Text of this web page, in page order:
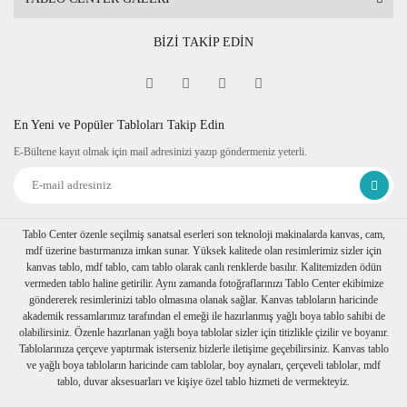
BİZİ TAKİP EDİN
En Yeni ve Popüler Tabloları Takip Edin
E-Bültene kayıt olmak için mail adresinizi yazıp göndermeniz yeterli.
Tablo Center özenle seçilmiş sanatsal eserleri son teknoloji makinalarda kanvas, cam,
mdf üzerine bastırmanıza imkan sunar. Yüksek kalitede olan resimlerimiz sizler için
kanvas tablo, mdf tablo, cam tablo olarak canlı renklerde basılır. Kalitemizden ödün
vermeden tablo haline getirilir. Aynı zamanda fotoğraflarınızı Tablo Center ekibimize
göndererek resimlerinizi tablo olmasına olanak sağlar. Kanvas tabloların haricinde
akademik ressamlarımız tarafından el emeği ile hazırlanmış yağlı boya tablo sahibi de
olabilirsiniz. Özenle hazırlanan yağlı boya tablolar sizler için titizlikle çizilir ve boyanır.
Tablolarınıza çerçeve yaptırmak isterseniz bizlerle iletişime geçebilirsiniz. Kanvas tablo
ve yağlı boya tabloların haricinde cam tablolar, boy aynaları, çerçeveli tablolar, mdf
tablo, duvar aksesuarları ve kişiye özel tablo hizmeti de vermekteyiz.